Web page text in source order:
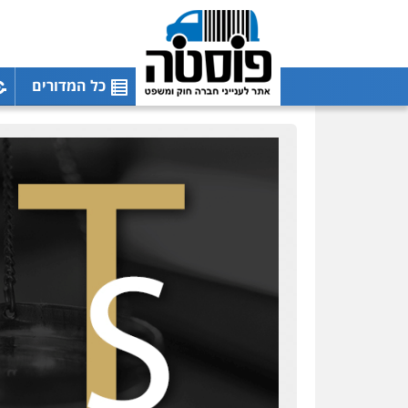
כל המדורים
עו"ד אייל אביטל
פשיעה חמורה
מעצרים וחקירות
0544712201
עו"ד רונן בנדל
0543986802
עו"ד בועז קניג
משפחה כלכלי
0507003001